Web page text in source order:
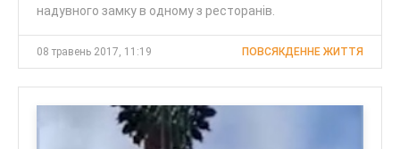
надувного замку в одному з ресторанів.
08 травень 2017, 11:19 ПОВСЯКДЕННЕ ЖИТТЯ